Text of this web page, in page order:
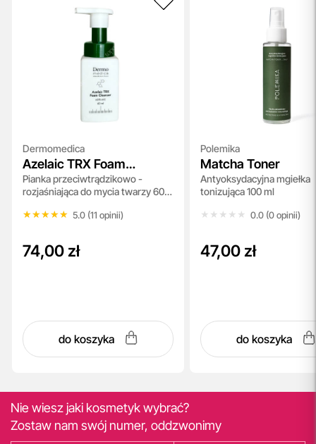
Dermomedica
Azelaic TRX Foam
Cleanser
Pianka przeciwtrądzikowo -
rozjaśniająca do mycia twarzy 60
★★★★★
★★★★★ 5.0 (11 opinii)
74,00 zł
do koszyka
Polemika
Matcha Toner
Antyoksydacyjna mgiełka
tonizująca 100 ml
★★★★★
★★★★★ 0.0 (0 opinii)
47,00 zł
do koszyka
Nie wiesz jaki kosmetyk wybrać?
Zostaw nam swój numer, oddzwonimy